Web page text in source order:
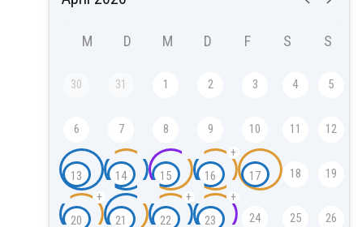
M D M D F S S
30 31 1 2 3 4 5
6 7 8 9 10 11 12
13 14 15 16
+
17 18 19
20
+
21 22
+
23
+
24 25 26